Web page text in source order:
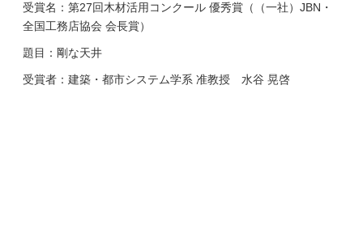
受賞名：第27回木材活用コンクール 優秀賞（（一社）JBN・
全国工務店協会 会長賞）
題目：剛な天井
受賞者：建築・都市システム学系 准教授 水谷 晃啓